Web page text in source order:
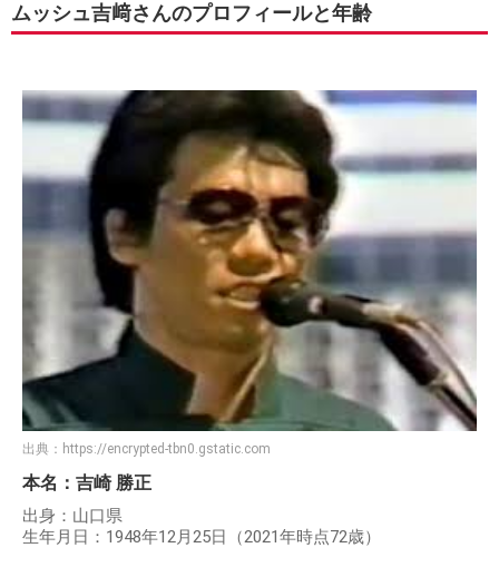
ムッシュ吉﨑さんのプロフィールと年齢
出典： https://encrypted-tbn0.gstatic.com
本名：吉崎 勝正
出身：山口県
生年月日：1948年12月25日（2021年時点72歳）